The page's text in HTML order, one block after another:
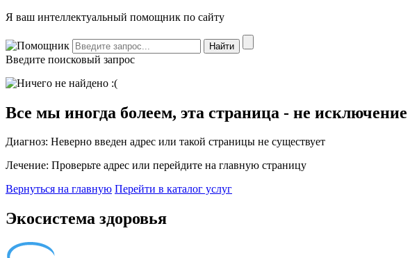
Я ваш интеллектуальный помощник по сайту
Введите поисковый запрос
Все мы иногда болеем, эта страница - не исключение
Диагноз: Неверно введен адрес или такой страницы не существует
Лечение: Проверьте адрес или перейдите на главную страницу
Вернуться на главную Перейти в каталог услуг
Экосистема здоровья